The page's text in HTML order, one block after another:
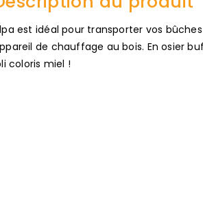
est idéal pour transporter vos
de chauffage au bois. En osier
coloris miel !